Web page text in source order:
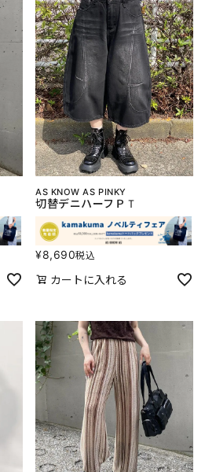
AS KNOW AS PINKY
切替デニハーフＰＴ
¥8,690税込
カートに入れる